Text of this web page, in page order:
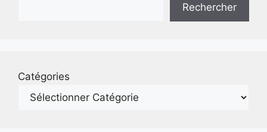
Rechercher
Catégories